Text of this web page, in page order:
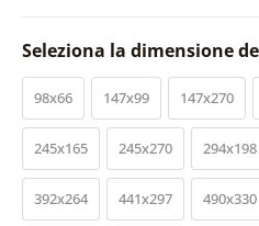
Seleziona la dimensione
98x66 147x99 147x270
245x165 245x270 294x198
392x264 441x297 490x330